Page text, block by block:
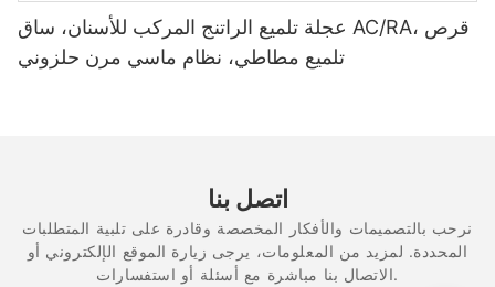
عجلة تلميع الراتنج المركب للأسنان، ساق AC/RA، قرص
تلميع مطاطي، نظام ماسي مرن حلزوني
اتصل بنا
نرحب بالتصميمات والأفكار المخصصة وقادرة على تلبية المتطلبات
المحددة. لمزيد من المعلومات، يرجى زيارة الموقع الإلكتروني أو
الاتصال بنا مباشرة مع أسئلة أو استفسارات.